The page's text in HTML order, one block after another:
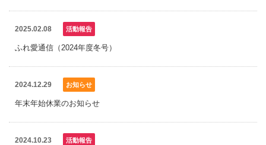
2025.02.08 活動報告
ふれ愛通信（2024年度冬号）
2024.12.29 お知らせ
年末年始休業のお知らせ
2024.10.23 活動報告